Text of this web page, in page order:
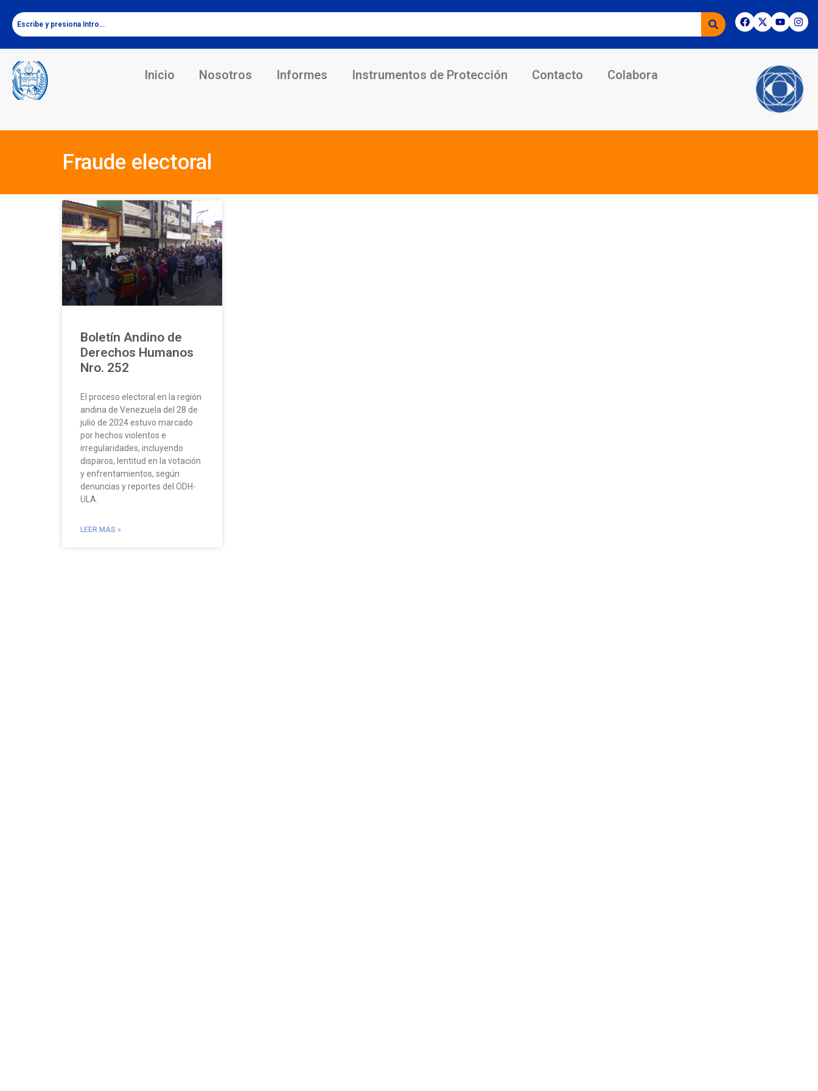
Inicio Nosotros Informes Instrumentos de Protección Contacto Colabora
Fraude electoral
Boletín Andino de
Derechos Humanos
Nro. 252
El proceso electoral en la región
andina de Venezuela del 28 de
julio de 2024 estuvo marcado
por hechos violentos e
irregularidades, incluyendo
disparos, lentitud en la votación
y enfrentamientos, según
denuncias y reportes del ODH-
ULA.
LEER MÁS »